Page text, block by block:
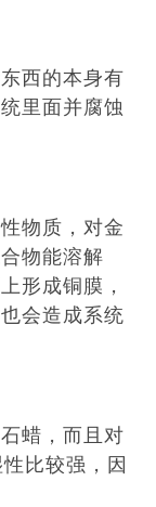
西的本身有
里面并腐蚀
物质，对金
物能溶解
形成铜膜，
会造成系统
蜡，而且对
比较强，因